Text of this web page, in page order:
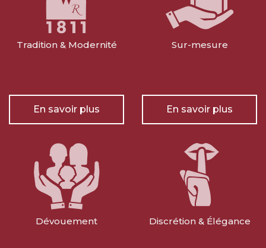
Tradition & Modernité
En savoir plus
Sur-mesure
En savoir plus
Dévouement Discrétion & Élégance